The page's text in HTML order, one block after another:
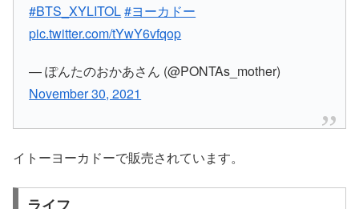
#BTS_XYLITOL#ヨーカドー
pic.twitter.com/tYwY6vfqop
— ぽんたのおかあさん (@PONTAs_mother)
November 30, 2021
イトーヨーカドーで販売されています。